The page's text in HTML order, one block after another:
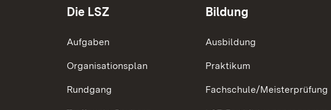
Die LSZ
Aufgaben
Organisationsplan
Rundgang
Bildung
Ausbildung
Praktikum
Fachschule/Meisterprüfung